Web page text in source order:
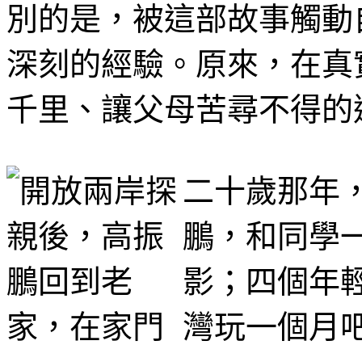
別的是，被這部故事觸
深刻的經驗。原來，在
千里、讓父母苦尋不得的
二十歲那年
鵬，和同學
影；四個年
灣玩一個月